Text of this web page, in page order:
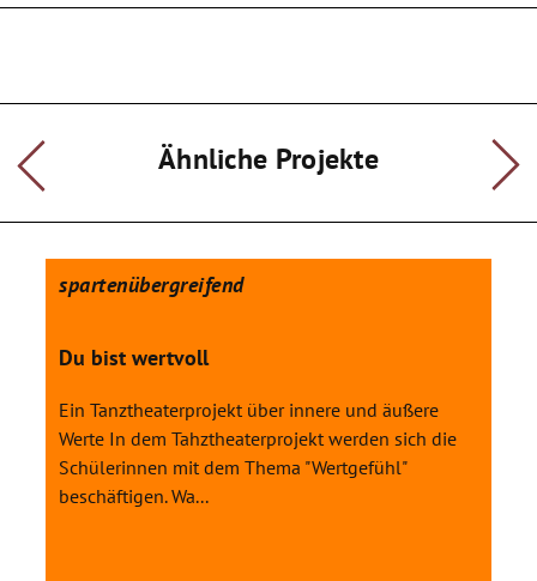
Ähnliche Projekte
spartenübergreifend
Du bist wertvoll
Ein Tanztheaterprojekt über innere und äußere
Werte In dem Tahztheaterprojekt werden sich die
Schülerinnen mit dem Thema "Wertgefühl"
beschäftigen. Wa...